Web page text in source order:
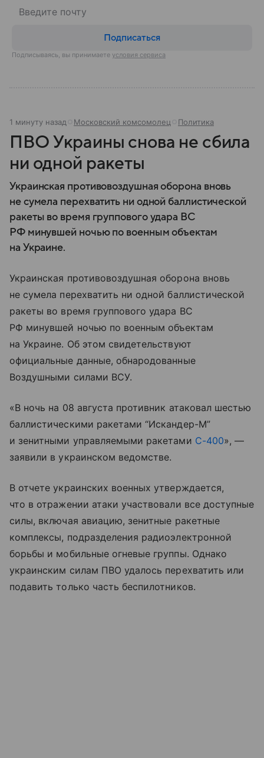
Подписаться
Подписываясь, вы принимаете условия сервиса
1 минуту назад Московский комсомолец Политика
ПВО Украины снова не сбила
ни одной ракеты
Украинская противовоздушная оборона вновь
не сумела перехватить ни одной баллистической
ракеты во время группового удара ВС
РФ минувшей ночью по военным объектам
на Украине.
Украинская противовоздушная оборона вновь
не сумела перехватить ни одной баллистической
ракеты во время группового удара ВС
РФ минувшей ночью по военным объектам
на Украине. Об этом свидетельствуют
официальные данные, обнародованные
Воздушными силами ВСУ.
«В ночь на 08 августа противник атаковал шестью
баллистическими ракетами “Искандер-М”
и зенитными управляемыми ракетами С-400», —
заявили в украинском ведомстве.
В отчете украинских военных утверждается,
что в отражении атаки участвовали все доступные
силы, включая авиацию, зенитные ракетные
комплексы, подразделения радиоэлектронной
борьбы и мобильные огневые группы. Однако
украинским силам ПВО удалось перехватить или
подавить только часть беспилотников.